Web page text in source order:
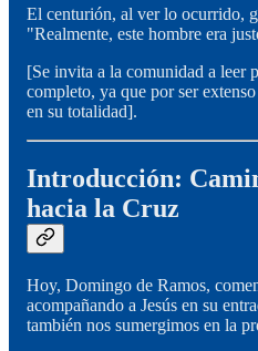
El centurión, al ver lo ocurrido,
"Realmente, este hombre era
[Se invita a la comunidad a leer
completo, ya que por ser
en su totalidad].
Introducción:
hacia la Cruz
Hoy, Domingo de Ramos,
acompañando a Jesús en su
también nos sumergimos en la